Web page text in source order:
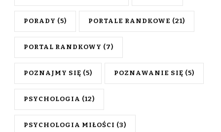
PORADY (5) PORTALE RANDKOWE (21)
PORTAL RANDKOWY (7)
POZNAJMY SIĘ (5) POZNAWANIE SIĘ (5)
PSYCHOLOGIA (12)
PSYCHOLOGIA MIŁOŚCI (3)